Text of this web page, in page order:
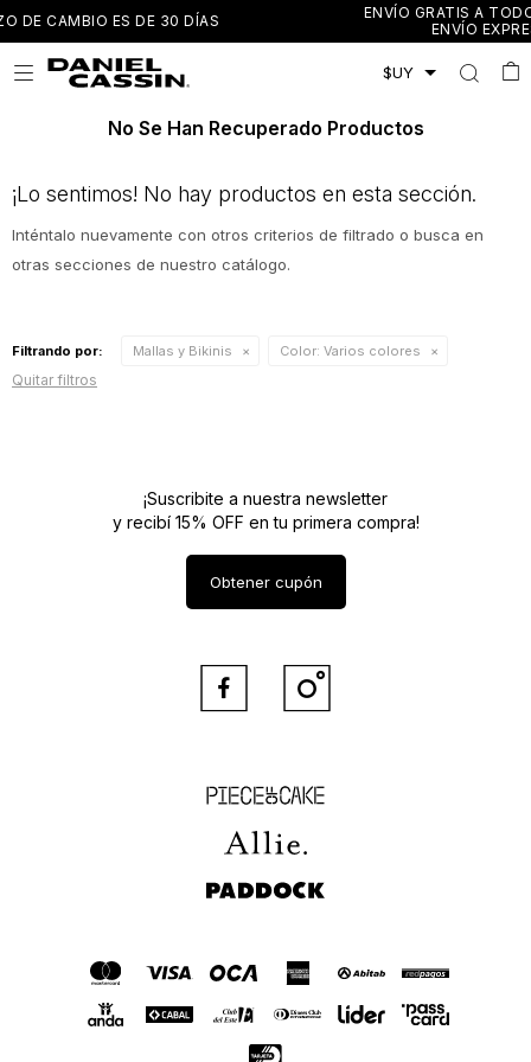
ENVÍO GRATIS A TODO EL PAÍS EN COMPRAS
ENVÍO EXPRESS EN MONTEVIDEO Y

No Se Han Recuperado Productos
¡Lo sentimos! No hay productos en esta sección.
Inténtalo nuevamente con otros criterios de filtrado o busca en
otras secciones de nuestro catálogo.
Filtrando por: Mallas y Bikinis Color: Varios colores
Quitar filtros
Piece of Cake
Allie
Paddock
¡Suscribite a nuestra newsletter
y recibí 15% OFF en tu primera compra!
Obtener cupón
 